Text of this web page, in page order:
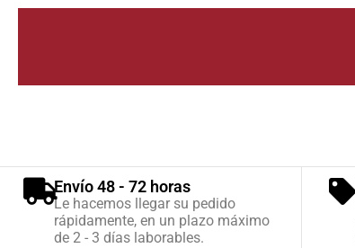
Envío 48 - 72 horas
Le hacemos llegar su pedido
rápidamente, en un plazo máximo
de 2 - 3 días laborables.